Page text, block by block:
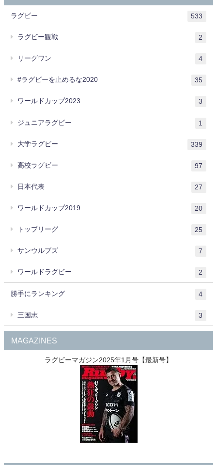
ラグビー 533
ラグビー観戦 2
リーグワン 4
#ラグビーを止めるな2020 35
ワールドカップ2023 3
ジュニアラグビー 1
大学ラグビー 339
高校ラグビー 97
日本代表 27
ワールドカップ2019 20
トップリーグ 25
サンウルブズ 7
ワールドラグビー 2
勝手にランキング 4
三国志 3
MAGAZINES
ラグビーマガジン2025年1月号【最新号】